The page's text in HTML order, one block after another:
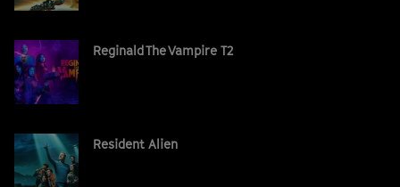
Reginald The Vampire T2
Resident Alien